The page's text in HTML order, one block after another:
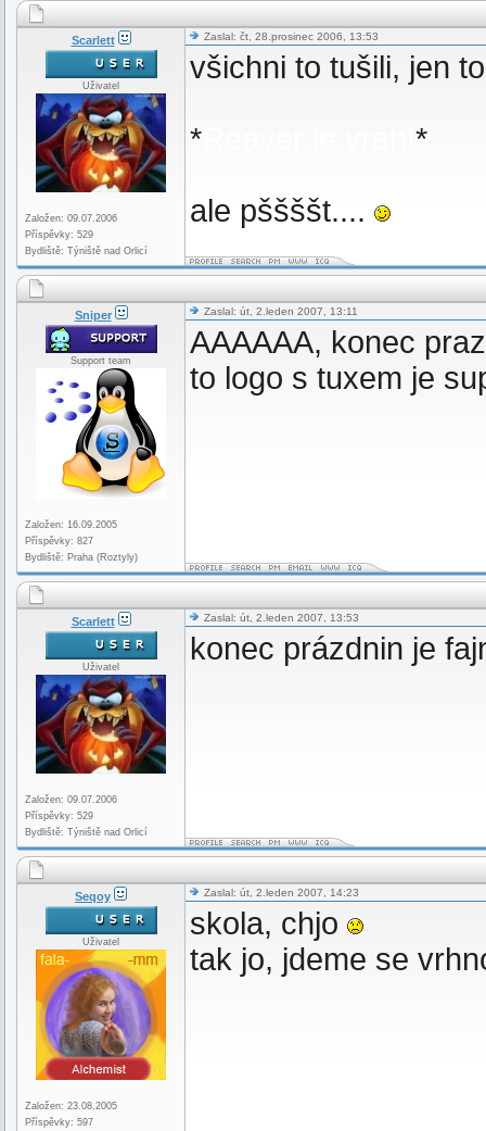
Scarlett
Uživatel
Založen: 09.07.2006
Příspěvky: 529
Bydliště: Týniště nad Orlicí
Zaslal: čt, 28.prosinec 2006, 13:53
všichni to tušili, jen
* *
ale pššššt....
Sniper
Support team
Založen: 16.09.2005
Příspěvky: 827
Bydliště: Praha (Roztyly)
Zaslal: út, 2.leden 2007, 13:11
AAAAAA, konec
to logo s tuxem je
Scarlett
Uživatel
Založen: 09.07.2006
Příspěvky: 529
Bydliště: Týniště nad Orlicí
Zaslal: út, 2.leden 2007, 13:53
konec prázdnin je
Seqoy
Uživatel
Založen: 23.08.2005
Příspěvky: 597
Zaslal: út, 2.leden 2007, 14:23
skola, chjo
tak jo, jdeme se